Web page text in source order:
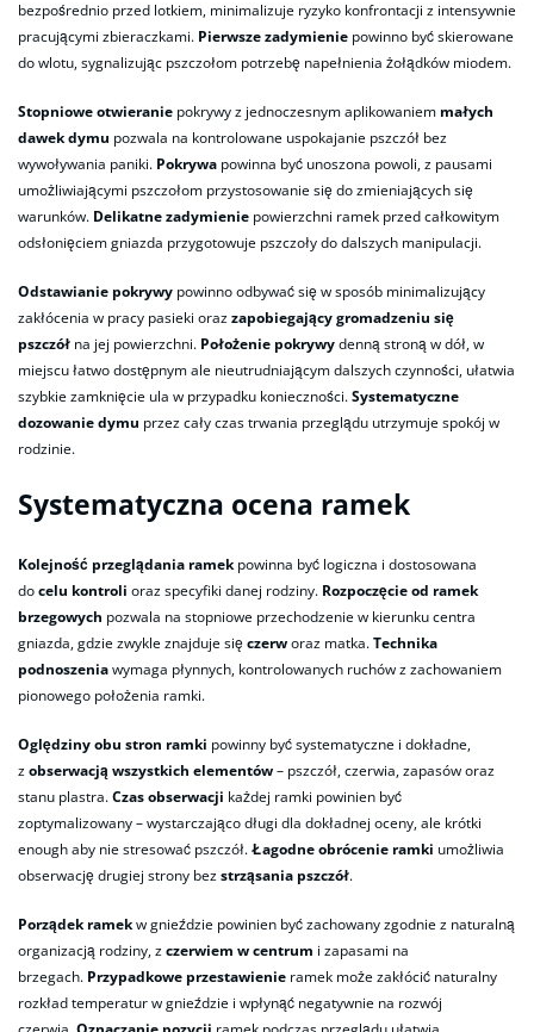
bezpośrednio przed lotkiem, minimalizuje ryzyko konfrontacji z intensywnie
pracującymi zbieraczkami. Pierwsze zadymienie powinno być skierowane
do wlotu, sygnalizując pszczołom potrzebę napełnienia żołądków miodem.
Stopniowe otwieranie pokrywy z jednoczesnym aplikowaniem małych
dawek dymu pozwala na kontrolowane uspokajanie pszczół bez
wywoływania paniki. Pokrywa powinna być unoszona powoli, z pausami
umożliwiającymi pszczołom przystosowanie się do zmieniających się
warunków. Delikatne zadymienie powierzchni ramek przed całkowitym
odsłonięciem gniazda przygotowuje pszczoły do dalszych manipulacji.
Odstawianie pokrywy powinno odbywać się w sposób minimalizujący
zakłócenia w pracy pasieki orazzapobiegający gromadzeniu się
pszczół na jej powierzchni. Położenie pokrywydenną stroną w dół, w
miejscu łatwo dostępnym ale nieutrudniającym dalszych czynności, ułatwia
szybkie zamknięcie ula w przypadku konieczności.Systematyczne
dozowanie dymu przez cały czas trwania przeglądu utrzymuje spokój w
rodzinie.
Systematyczna ocena ramek
Kolejność przeglądania ramekpowinna być logiczna i dostosowana
docelu kontroli oraz specyfiki danej rodziny. Rozpoczęcie od ramek
brzegowych pozwala na stopniowe przechodzenie w kierunku centra
gniazda, gdzie zwykle znajduje sięczerworaz matka.Technika
podnoszeniawymaga płynnych, kontrolowanych ruchów z zachowaniem
pionowego położenia ramki.
Oględziny obu stron ramki powinny być systematyczne i dokładne,
zobserwacją wszystkich elementów– pszczół, czerwia, zapasów oraz
stanu plastra.Czas obserwacji każdej ramki powinien być
zoptymalizowany – wystarczająco długi dla dokładnej oceny, ale krótki
enough aby nie stresować pszczół.Łagodne obrócenie ramki umożliwia
obserwację drugiej strony bezstrząsania pszczół.
Porządek ramekw gnieździe powinien być zachowany zgodnie z naturalną
organizacją rodziny, zczerwiem w centrum i zapasami na
brzegach. Przypadkowe przestawienie ramek może zakłócić naturalny
rozkład temperatur w gnieździe i wpłynąć negatywnie na rozwój